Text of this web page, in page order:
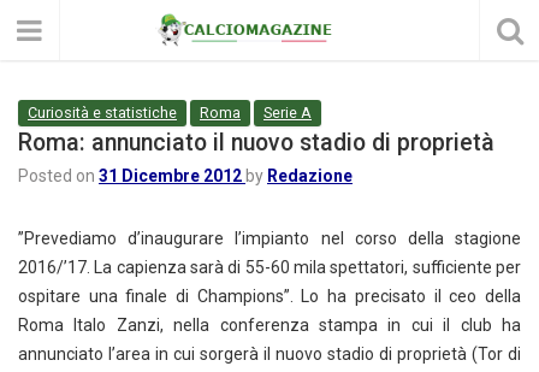
Curiosità e statistiche Roma Serie A
Roma: annunciato il nuovo stadio di proprietà
Posted on 31 Dicembre 2012 by Redazione
”Prevediamo d’inaugurare l’impianto nel corso della stagione
2016/’17. La capienza sarà di 55-60 mila spettatori, sufficiente per
ospitare una finale di Champions”. Lo ha precisato il ceo della
Roma Italo Zanzi, nella conferenza stampa in cui il club ha
annunciato l’area in cui sorgerà il nuovo stadio di proprietà (Tor di